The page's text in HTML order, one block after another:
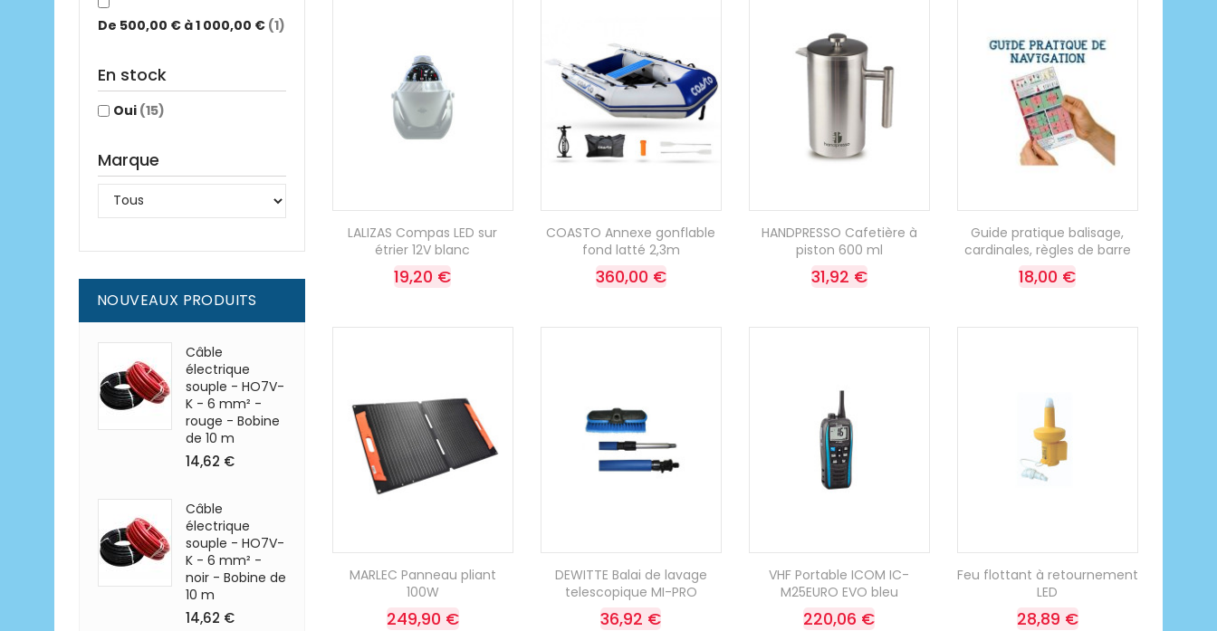
De 500,00 € à 1 000,00 € (1)
En stock
Oui (15)
Marque
NOUVEAUX PRODUITS
Câble
électrique
souple - HO7V-
K - 6 mm² -
rouge - Bobine
de 10 m
14,62 €
Câble
électrique
souple - HO7V-
K - 6 mm² -
noir - Bobine de
10 m
14,62 €
LALIZAS Compas LED sur
étrier 12V blanc
19,20 €
COASTO Annexe gonflable
fond latté 2,3m
360,00 €
HANDPRESSO Cafetière à
piston 600 ml
31,92 €
Guide pratique balisage,
cardinales, règles de barre
18,00 €
MARLEC Panneau pliant
100W
249,90 €
DEWITTE Balai de lavage
telescopique MI-PRO
36,92 €
VHF Portable ICOM IC-
M25EURO EVO bleu
220,06 €
Feu flottant à retournement
LED
28,89 €